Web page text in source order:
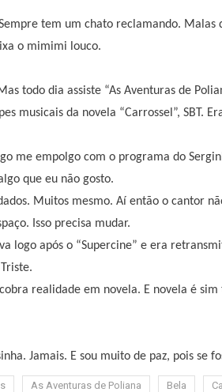
tem um chato reclamando. Malas
o mimimi louco.
todo dia assiste “As Aventuras de
musicais da novela “Carrossel”, SBT.
me empolgo com o programa do
que eu não gosto.
Muitos mesmo. Aí então o cantor
Isso precisa mudar.
logo após o “Supercine” e era
realidade em novela. E novela é sim
Jamais. E sou muito de paz, pois se
As Aventuras de Poliana Bela